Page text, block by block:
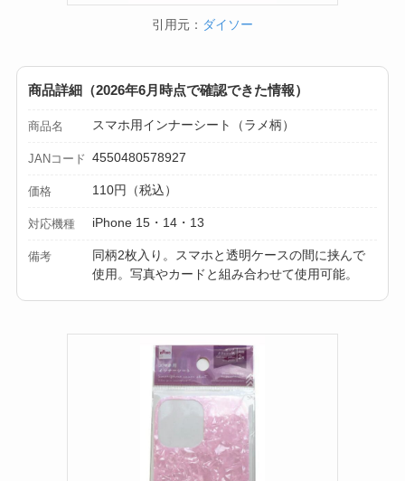
方とおすすめも紹
【100均】ダイソー/
ミルは買える？手
【100均】ダイソー/
セリア等でチャイル
ドシートカバーは買
すめ通販も紹介！
【100均】ダイソー/
セリア等でテントロ
ープ用LEDライトは
買える？人気アイテ
引用元： ダイソー
商品詳細（2026年6月時点で確認できた情報）
商品名 スマホ用インナーシート（ラメ柄）
JANコード 4550480578927
価格 110円（税込）
対応機種 iPhone 15・14・13
備考
同柄2枚入り。スマホと透明ケースの間に挟んで
使用。写真やカードと組み合わせて使用可能。